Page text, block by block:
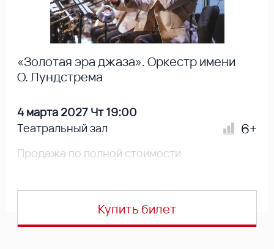
«Золотая эра джаза». Оркестр имени
О. Лундстрема
4 марта 2027 Чт 19:00
Театральный зал
6+
Продажа по полной стоимости
Купить билет